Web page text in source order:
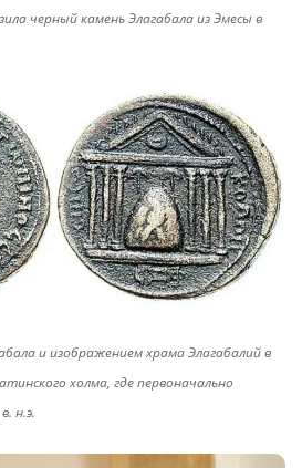
черный камень Элагабала из Эмесы в
и изображением храма Элагабалий в
холма, где первоначально
н.э.